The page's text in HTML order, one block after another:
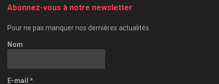
Abonnez-vous à notre newsletter
Pour ne pas manquer nos dernières actualités.
Nom
E-mail *